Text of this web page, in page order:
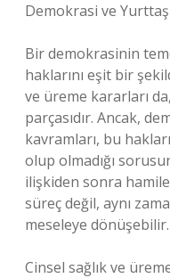
Demokrasi ve
Bir demokrasinin
haklarını eşit bir
ve üreme kararları
parçasıdır. Ancak,
kavramları, bu
olup olmadığı
ilişkiden sonra
süreç değil, aynı
meseleye dönüşebilir.
Cinsel sağlık ve